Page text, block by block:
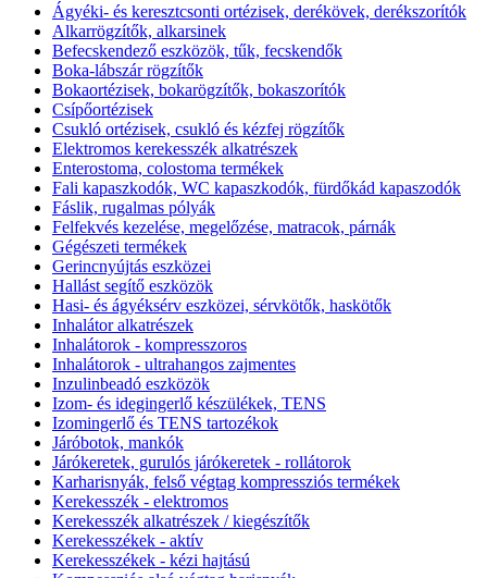
Ágyéki- és keresztcsonti ortézisek, derékövek, derékszorítók
Alkarrögzítők, alkarsinek
Befecskendező eszközök, tűk, fecskendők
Boka-lábszár rögzítők
Bokaortézisek, bokarögzítők, bokaszorítók
Csípőortézisek
Csukló ortézisek, csukló és kézfej rögzítők
Elektromos kerekesszék alkatrészek
Enterostoma, colostoma termékek
Fali kapaszkodók, WC kapaszkodók, fürdőkád kapaszodók
Fáslik, rugalmas pólyák
Felfekvés kezelése, megelőzése, matracok, párnák
Gégészeti termékek
Gerincnyújtás eszközei
Hallást segítő eszközök
Hasi- és ágyéksérv eszközei, sérvkötők, haskötők
Inhalátor alkatrészek
Inhalátorok - kompresszoros
Inhalátorok - ultrahangos zajmentes
Inzulinbeadó eszközök
Izom- és idegingerlő készülékek, TENS
Izomingerlő és TENS tartozékok
Járóbotok, mankók
Járókeretek, gurulós járókeretek - rollátorok
Karharisnyák, felső végtag kompressziós termékek
Kerekesszék - elektromos
Kerekesszék alkatrészek / kiegészítők
Kerekesszékek - aktív
Kerekesszékek - kézi hajtású